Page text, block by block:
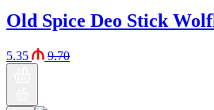
Old Spice Deo Stick
5.35 9.70